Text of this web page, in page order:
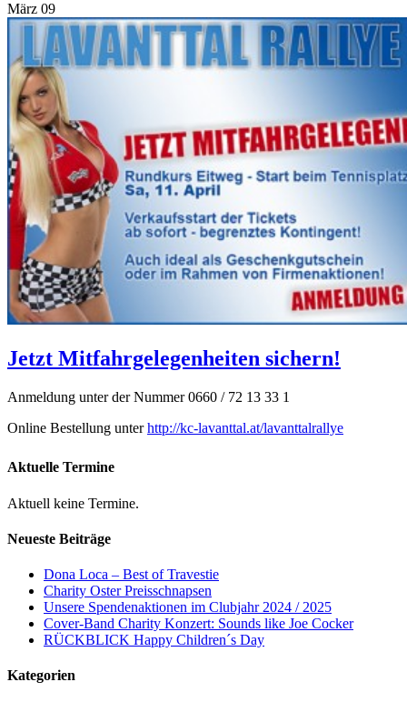
März 09
Jetzt Mitfahrgelegenheiten sichern!
Anmeldung unter der Nummer 0660 / 72 13 33 1
Online Bestellung unterhttp://kc-lavanttal.at/lavanttalrallye
Aktuelle Termine
Aktuell keine Termine.
Neueste Beiträge
Dona Loca – Best of Travestie
Charity Oster Preisschnapsen
Unsere Spendenaktionen im Clubjahr 2024 / 2025
Cover-Band Charity Konzert: Sounds like Joe Cocker
RÜCKBLICK Happy Children´s Day
Kategorien